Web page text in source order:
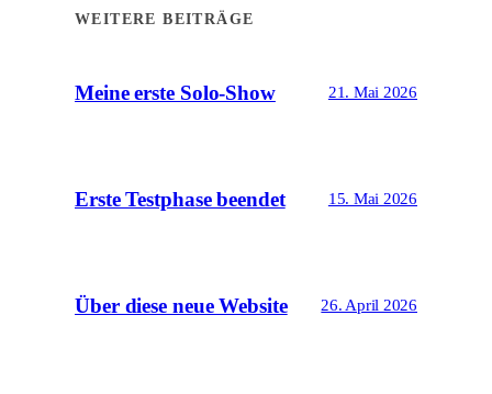
WEITERE BEITRÄGE
Meine erste Solo-Show 21. Mai 2026
Erste Testphase beendet 15. Mai 2026
Über diese neue Website 26. April 2026